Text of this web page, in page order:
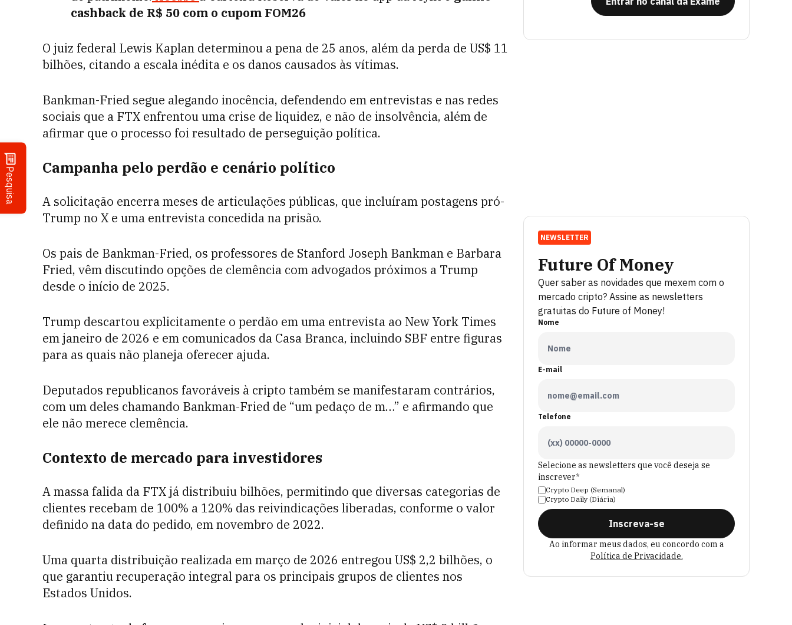
Pesquisa
cashback de R$ 50 com o cupom FOM26
O juiz federal Lewis Kaplan determinou a pena de 25 anos, além da perda de US$ 11
bilhões, citando a escala inédita e os danos causados às vítimas.
Bankman-Fried segue alegando inocência, defendendo em entrevistas e nas redes
sociais que a FTX enfrentou uma crise de liquidez, e não de insolvência, além de
afirmar que o processo foi resultado de perseguição política.
Campanha pelo perdão e cenário político
A solicitação encerra meses de articulações públicas, que incluíram postagens pró-
Trump no X e uma entrevista concedida na prisão.
Os pais de Bankman-Fried, os professores de Stanford Joseph Bankman e Barbara
Fried, vêm discutindo opções de clemência com advogados próximos a Trump
desde o início de 2025.
Trump descartou explicitamente o perdão em uma entrevista ao New York Times
em janeiro de 2026 e em comunicados da Casa Branca, incluindo SBF entre figuras
para as quais não planeja oferecer ajuda.
Deputados republicanos favoráveis à cripto também se manifestaram contrários,
com um deles chamando Bankman-Fried de “um pedaço de m…” e afirmando que
ele não merece clemência.
Contexto de mercado para investidores
A massa falida da FTX já distribuiu bilhões, permitindo que diversas categorias de
clientes recebam de 100% a 120% das reivindicações liberadas, conforme o valor
definido na data do pedido, em novembro de 2022.
Uma quarta distribuição realizada em março de 2026 entregou US$ 2,2 bilhões, o
que garantiu recuperação integral para os principais grupos de clientes nos
Estados Unidos.
NEWSLETTER
Future Of Money
Quer saber as novidades que mexem com o
mercado cripto? Assine as newsletters
gratuitas do Future of Money!
Nome
E-mail
Telefone
Selecione as newsletters que você deseja se
inscrever*
Crypto Deep (Semanal)
Crypto Daily (Diária)
Inscreva-se
Ao informar meus dados, eu concordo com a
Política de Privacidade.